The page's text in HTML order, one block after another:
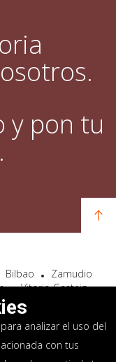
y pon tu
Bilbao
Zamudio
Vitoria-Gasteiz
Bidart
analizar el uso del
con tus